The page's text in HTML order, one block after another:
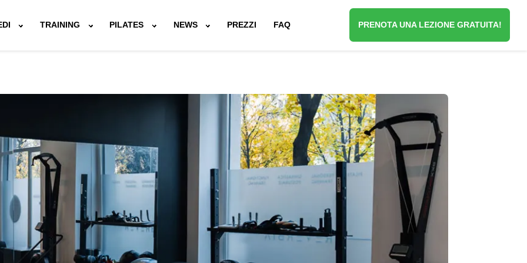
TRAINING PILATES NEWS PREZZI FAQ PRENOTA UNA LEZIONE GRATUITA!